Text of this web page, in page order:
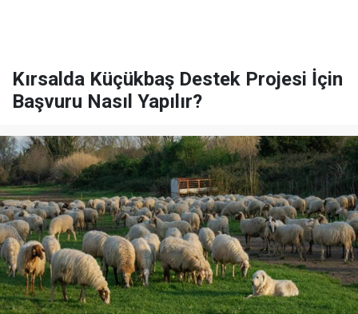
Kırsalda Küçükbaş Destek Projesi İçin
Başvuru Nasıl Yapılır?